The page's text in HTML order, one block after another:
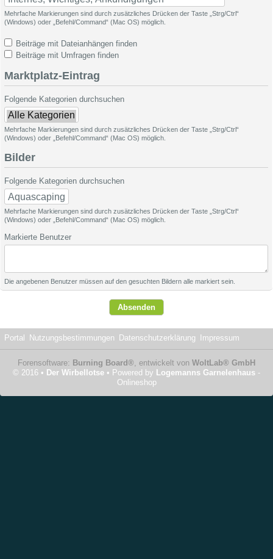
Mehrfache Markierungen sind durch zusätzliches Drücken der Taste „Strg/Ctrl“
(Windows) oder „Befehl/Command“ (Mac OS) möglich.
Beiträge mit Dateianhängen finden
Beiträge mit Umfragen finden
Marktplatz-Eintrag
Folgende Kategorien durchsuchen
Mehrfache Markierungen sind durch zusätzliches Drücken der Taste „Strg/Ctrl“
(Windows) oder „Befehl/Command“ (Mac OS) möglich.
Bilder
Folgende Kategorien durchsuchen
Mehrfache Markierungen sind durch zusätzliches Drücken der Taste „Strg/Ctrl“
(Windows) oder „Befehl/Command“ (Mac OS) möglich.
Markierte Benutzer
Die angebenen Benutzer müssen auf den gesuchten Bildern alle markiert sein.
Portal Nutzungsbestimmungen Datenschutzerklärung Impressum
Forensoftware: Burning Board®, entwickelt von WoltLab® GmbH
© 2016 • Der Wirbellotse • Powered by Logemanns Garnelenhaus -
Onlineshop